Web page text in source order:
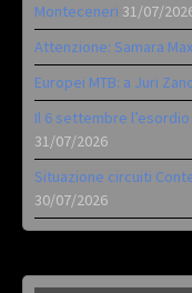
Monteceneri 31/07/
Attenzione: Samara
Europei MTB: a Juri
Il 6 settembre
31/07/2026
Situazione circuiti
30/07/2026